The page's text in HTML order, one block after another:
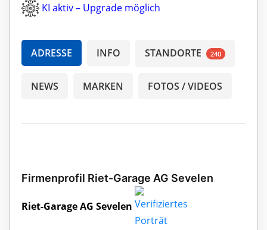
KI aktiv – Upgrade möglich
ADRESSE INFO STANDORTE 240
NEWS MARKEN FOTOS / VIDEOS
Firmenprofil Riet-Garage AG Sevelen
Riet-Garage AG Sevelen